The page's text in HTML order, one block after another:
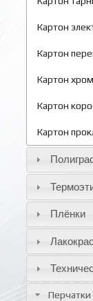
Картон
Картон
Картон
Картон
Картон
Плёнки
Перчатки